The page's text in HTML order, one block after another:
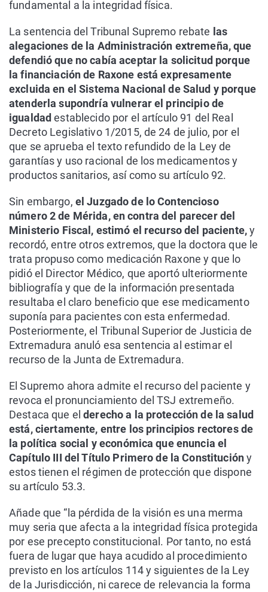
fundamental a la integridad física.
La sentencia del Tribunal Supremo rebate las
alegaciones de la Administración extremeña, que
defendió que no cabía aceptar la solicitud porque
la financiación de Raxone está expresamente
excluida en el Sistema Nacional de Salud y porque
atenderla supondría vulnerar el principio de
igualdadestablecido por el artículo 91 del Real
Decreto Legislativo 1/2015, de 24 de julio, por el
que se aprueba el texto refundido de la Ley de
garantías y uso racional de los medicamentos y
productos sanitarios, así como su artículo 92.
Sin embargo, el Juzgado de lo Contencioso
número 2 de Mérida, en contra del parecer del
Ministerio Fiscal, estimó el recurso del paciente,y
recordó, entre otros extremos, que la doctora que le
trata propuso como medicación Raxone y que lo
pidió el Director Médico, que aportó ulteriormente
bibliografía y que de la información presentada
resultaba el claro beneficio que ese medicamento
suponía para pacientes con esta enfermedad.
Posteriormente, el Tribunal Superior de Justicia de
Extremadura anuló esa sentencia al estimar el
recurso de la Junta de Extremadura.
El Supremo ahora admite el recurso del paciente y
revoca el pronunciamiento del TSJ extremeño.
Destaca que elderecho a la protección de la salud
está, ciertamente, entre los principios rectores de
la política social y económica que enuncia el
Capítulo III del Título Primero de la Constitucióny
estos tienen el régimen de protección que dispone
su artículo 53.3.
Añade que “la pérdida de la visión es una merma
muy seria que afecta a la integridad física protegida
por ese precepto constitucional. Por tanto, no está
fuera de lugar que haya acudido al procedimiento
previsto en los artículos 114 y siguientes de la Ley
de la Jurisdicción, ni carece de relevancia la forma